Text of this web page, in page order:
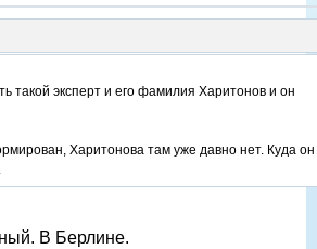
такой эксперт и его фамилия Харитонов и он
Харитонова там уже давно нет. Куда он
В Берлине.